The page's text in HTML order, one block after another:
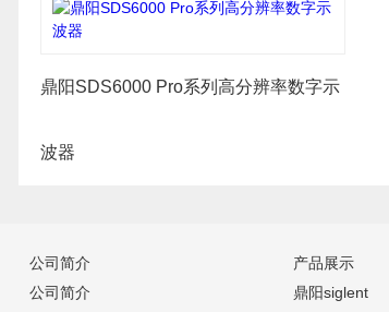
鼎阳SDS6000 Pro系列高分辨率数字示
波器
公司简介
公司简介
产品展示
鼎阳siglent